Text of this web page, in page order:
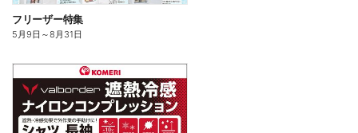
フリーザー特集
5月9日 ～8月31日